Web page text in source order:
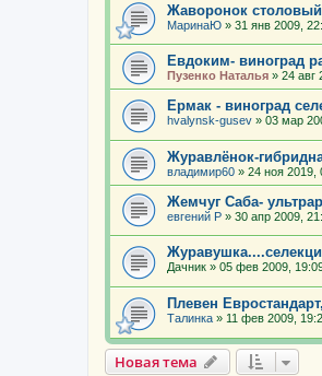
Жаворонок столовый
МаринаЮ » 31 янв 2009,
Евдоким- виноград
Пузенко Наталья » 24 авг
Ермак - виноград
hvalynsk-gusev » 03 мар
Журавлёнок-
владимир60 » 24 ноя 2019,
Жемчуг Саба-
евгений Р » 30 апр 2009,
Дачник » 05 фев 2009,
Плевен
Талинка » 11 фев 2009,
Новая тема